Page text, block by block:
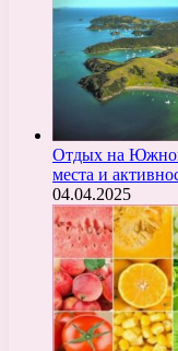
Отдых на
места и
04.04.2025